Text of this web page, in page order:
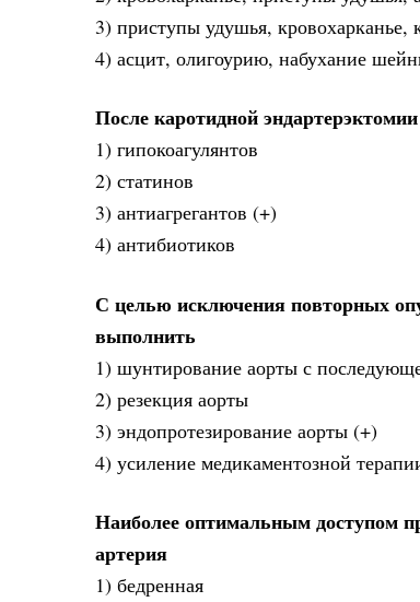
3) приступы удушья, кровохарканье,
4) асцит, олигоурию, набухание
После каротидной
1) гипокоагулянтов
2) статинов
3) антиагрегантов (+)
4) антибиотиков
С целью исключения повторных
выполнить
1) шунтирование аорты с
2) резекция аорты
3) эндопротезирование аорты (+)
4) усиление медикаментозной
Наиболее оптимальным доступом
артерия
1) бедренная